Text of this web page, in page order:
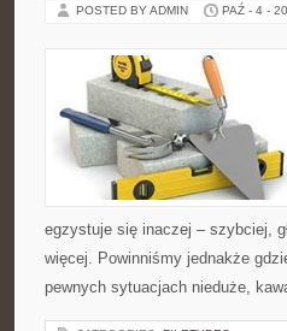
POSTED BY ADMIN PAŹ - 4 -
egzystuje się inaczej – szybciej,
więcej. Powinniśmy jednakże
pewnych sytuacjach nieduże,